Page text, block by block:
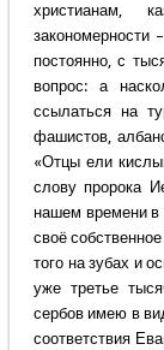
христианам,
постоянно, с
вопрос: а
ссылаться на
фашистов,
«Отцы ели
слову пророка
нашем времени
своё
того на зубах и
уже третье
сербов имею в
соответствия